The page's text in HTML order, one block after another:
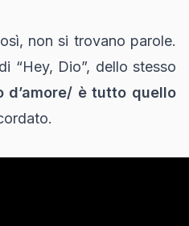
non si trovano parole.
“Hey, Dio”, dello stesso
d’amore/ è tutto quello